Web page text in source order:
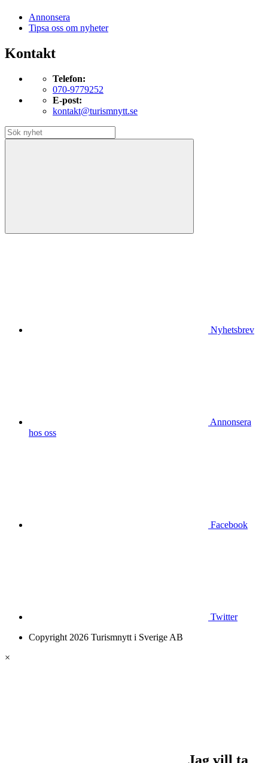
Annonsera
Tipsa oss om nyheter
Kontakt
Telefon:
070-9779252
E-post:
kontakt@turismnytt.se
Nyhetsbrev
Annonsera
hos oss
Facebook
Twitter
Copyright 2026 Turismnytt i Sverige AB
×